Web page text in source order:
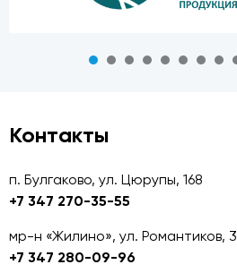
Контакты
п. Булгаково, ул. Цюрупы, 168
+7 347 270-35-55
мр-н «Жилино», ул. Романтиков, 3
+7 347 280-09-96